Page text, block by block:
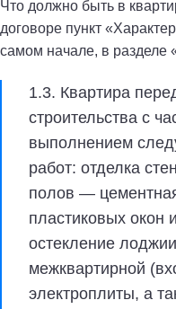
Что должно быть в
договоре пункт
самом начале, в разделе
1.3. Квартира
строительства с
выполнением
работ: отделка
полов —
пластиковых окон
остекление
межквартирной
электроплиты, а